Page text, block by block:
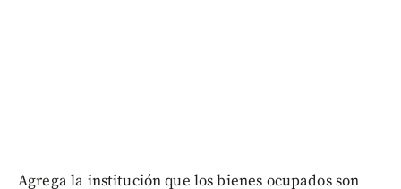
Agrega la institución que los bienes ocupados son